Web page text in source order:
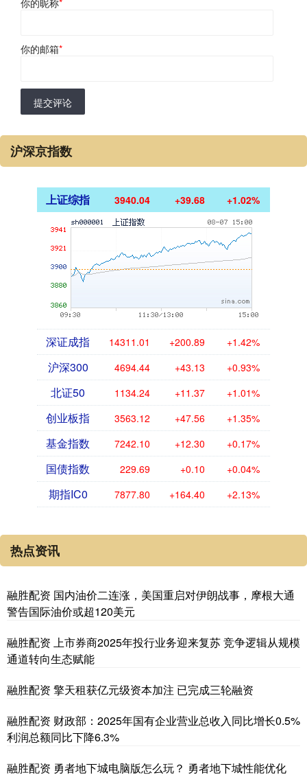
你的邮箱*
提交评论
沪深京指数
上证综指 3940.04 +39.68 +1.02%
深证成指 14311.01 +200.89 +1.42%
沪深300 4694.44 +43.13 +0.93%
北证50 1134.24 +11.37 +1.01%
创业板指 3563.12 +47.56 +1.35%
基金指数 7242.10 +12.30 +0.17%
国债指数 229.69 +0.10 +0.04%
期指IC0 7877.80 +164.40 +2.13%
热点资讯
融胜配资 国内油价二连涨，美国重启对伊朗战事，摩根大通
警告国际油价或超120美元
融胜配资 上市券商2025年投行业务迎来复苏 竞争逻辑从规模
通道转向生态赋能
融胜配资 擎天租获亿元级资本加注 已完成三轮融资
融胜配资 财政部：2025年国有企业营业总收入同比增长0.5%
利润总额同比下降6.3%
融胜配资 勇者地下城电脑版怎么玩？ 勇者地下城性能优化